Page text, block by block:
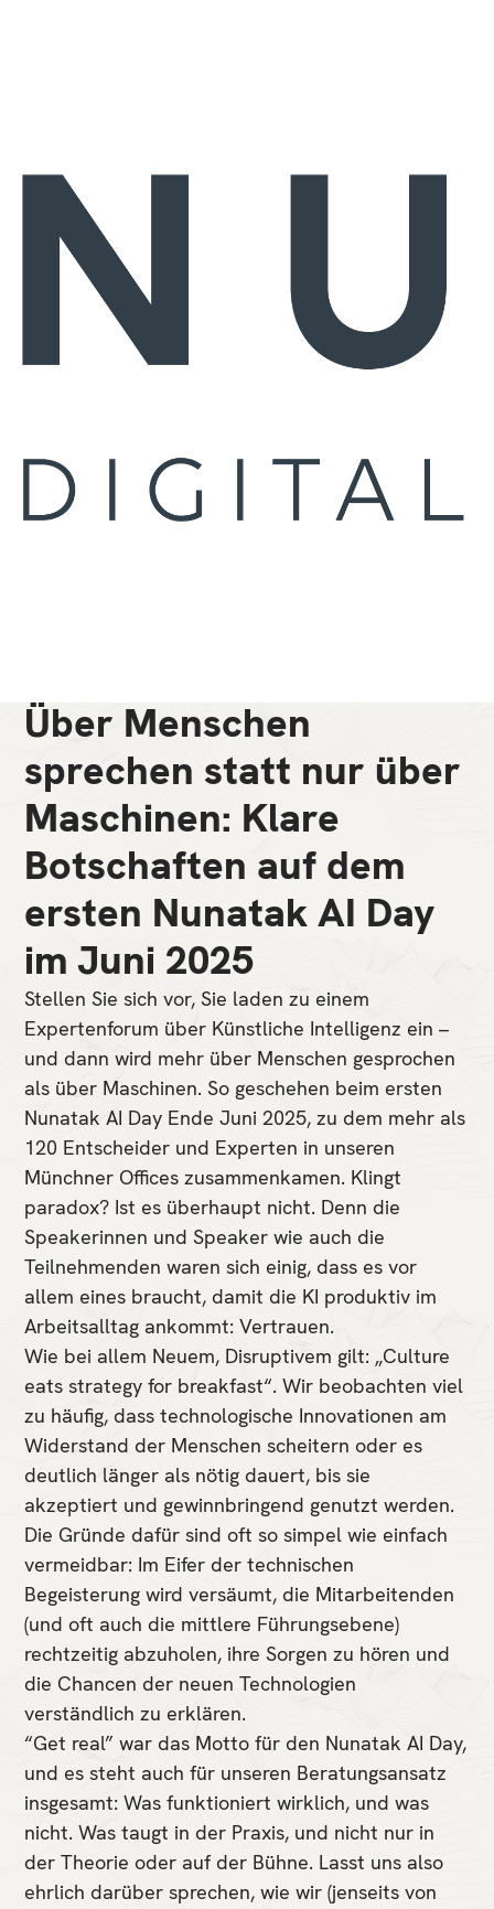
Über Menschen
sprechen statt nur über
Maschinen: Klare
Botschaften auf dem
ersten Nunatak AI Day
im Juni 2025
Stellen Sie sich vor, Sie laden zu einem
Expertenforum über Künstliche Intelligenz ein –
und dann wird mehr über Menschen gesprochen
als über Maschinen. So geschehen beim ersten
Nunatak AI Day Ende Juni 2025, zu dem mehr als
120 Entscheider und Experten in unseren
Münchner Offices zusammenkamen. Klingt
paradox? Ist es überhaupt nicht. Denn die
Speakerinnen und Speaker wie auch die
Teilnehmenden waren sich einig, dass es vor
allem eines braucht, damit die KI produktiv im
Arbeitsalltag ankommt: Vertrauen.
Wie bei allem Neuem, Disruptivem gilt: „Culture
eats strategy for breakfast“. Wir beobachten viel
zu häufig, dass technologische Innovationen am
Widerstand der Menschen scheitern oder es
deutlich länger als nötig dauert, bis sie
akzeptiert und gewinnbringend genutzt werden.
Die Gründe dafür sind oft so simpel wie einfach
vermeidbar: Im Eifer der technischen
Begeisterung wird versäumt, die Mitarbeitenden
(und oft auch die mittlere Führungsebene)
rechtzeitig abzuholen, ihre Sorgen zu hören und
die Chancen der neuen Technologien
verständlich zu erklären.
“Get real” war das Motto für den Nunatak AI Day,
und es steht auch für unseren Beratungsansatz
insgesamt: Was funktioniert wirklich, und was
nicht. Was taugt in der Praxis, und nicht nur in
der Theorie oder auf der Bühne. Lasst uns also
ehrlich darüber sprechen, wie wir (jenseits von